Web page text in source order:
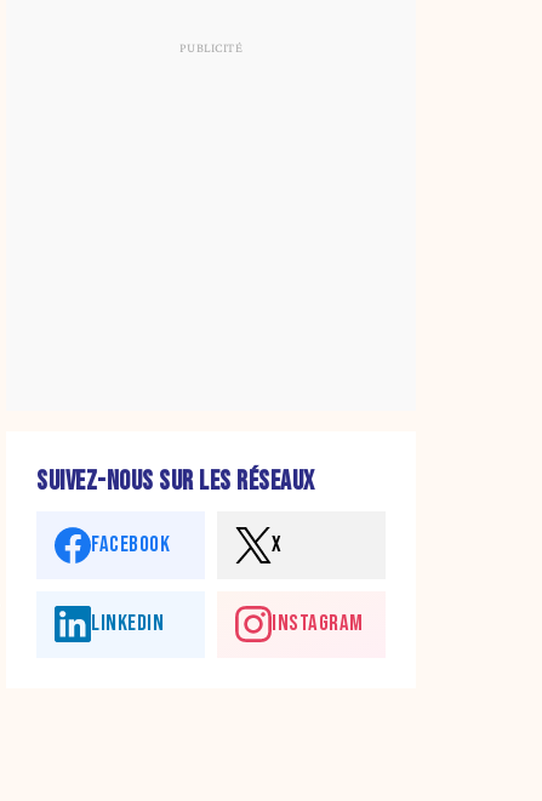
SUIVEZ-NOUS SUR LES RÉSEAUX
FACEBOOK X
LINKEDIN INSTAGRAM